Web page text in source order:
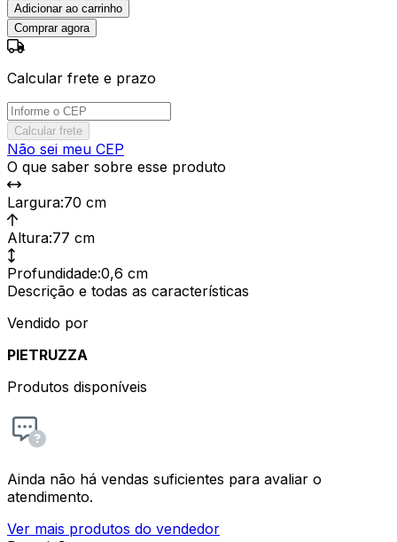
Adicionar ao carrinho
Comprar agora
Calcular frete e prazo
Calcular frete
Não sei meu CEP
O que saber sobre esse produto
Largura:70 cm
Altura:77 cm
Profundidade:0,6 cm
Descrição e todas as características
Vendido por
PIETRUZZA
Produtos disponíveis
Ainda não há vendas suficientes para avaliar o
atendimento.
Ver mais produtos do vendedor